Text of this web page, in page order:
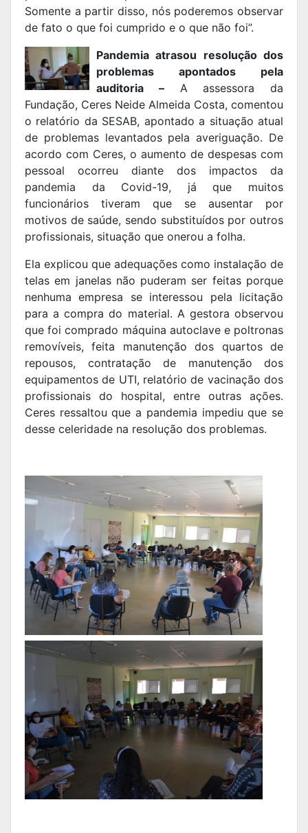
Somente a partir disso, nós poderemos observar
de fato o que foi cumprido e o que não foi”.
Pandemia atrasou resolução dos
problemas apontados pela
auditoria –A assessora da
Fundação, Ceres Neide Almeida Costa, comentou
o relatório da SESAB, apontado a situação atual
de problemas levantados pela averiguação. De
acordo com Ceres, o aumento de despesas com
pessoal ocorreu diante dos impactos da
pandemia da Covid-19, já que muitos
funcionários tiveram que se ausentar por
motivos de saúde, sendo substituídos por outros
profissionais, situação que onerou a folha.
Ela explicou que adequações como instalação de
telas em janelas não puderam ser feitas porque
nenhuma empresa se interessou pela licitação
para a compra do material. A gestora observou
que foi comprado máquina autoclave e poltronas
removíveis, feita manutenção dos quartos de
repousos, contratação de manutenção dos
equipamentos de UTI, relatório de vacinação dos
profissionais do hospital, entre outras ações.
Ceres ressaltou que a pandemia impediu que se
desse celeridade na resolução dos problemas.